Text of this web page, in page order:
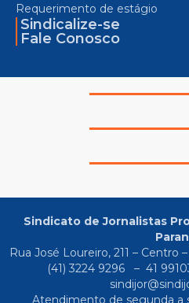
Requerimento de estágio
Sindicalize-se
Fale Conosco
Sindicato de Jornalistas
Rua José Loureiro, 211 – Centro
(41) 3224 9296
– 41
Atendimento de segunda a